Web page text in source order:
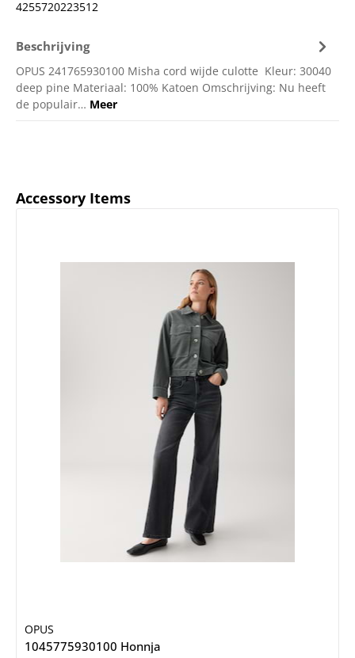
4255720223512
Beschrijving
OPUS 241765930100 Misha cord wijde culotte Kleur: 30040
deep pine Materiaal: 100% Katoen Omschrijving: Nu heeft
de populair… Meer
Accessory Items
OPUS
1045775930100 Honnja